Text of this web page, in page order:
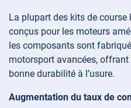
La plupart des kits de course
conçus pour les moteurs
les composants sont
motorsport avancées, offrant
bonne durabilité à l’usure.
Augmentation du taux de